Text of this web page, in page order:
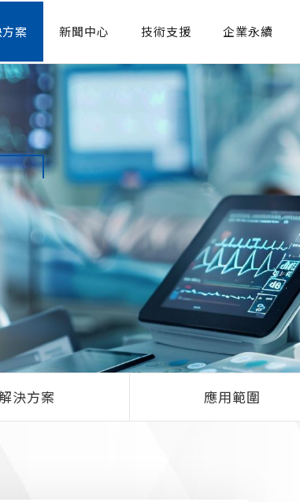
案 新聞中心 技術支援 企業永續
決方案 應用範圍